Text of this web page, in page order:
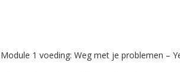
​Module 1 voeding: Weg met je problemen –